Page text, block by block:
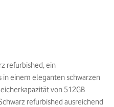
refurbished, ein
in einem eleganten schwarzen
von 512GB
refurbished ausreichend